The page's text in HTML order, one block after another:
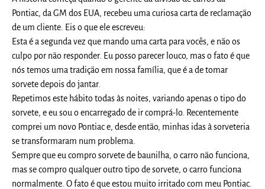
Pontiac, da GM dos EUA, recebeu uma curiosa carta de reclamação
de um cliente. Eis o que ele escreveu:
Esta é a segunda vez que mando uma carta para vocês, e não os
culpo por não responder. Eu posso parecer louco, mas o fato é que
nós temos uma tradição em nossa família, que é a de tomar
sorvete depois do jantar.
Repetimos este hábito todas às noites, variando apenas o tipo do
sorvete, e eu sou o encarregado de ir comprá-lo. Recentemente
comprei um novo Pontiac e, desde então, minhas idas à sorveteria
se transformaram num problema.
Sempre que eu compro sorvete de baunilha, o carro não funciona,
mas se compro qualquer outro tipo de sorvete, o carro funciona
normalmente. O fato é que estou muito irritado com meu Pontiac.